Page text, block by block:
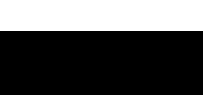
つけたい】